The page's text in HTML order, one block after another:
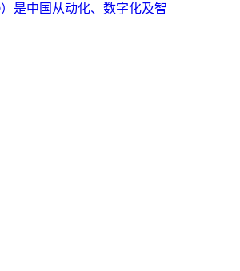
是中国从动化、数字化及智